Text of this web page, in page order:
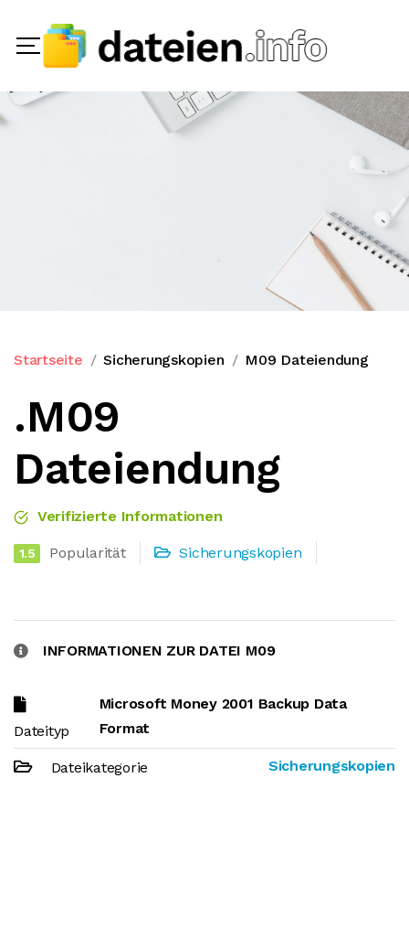
Startseite Sicherungskopien M09 Dateiendung
.M09
Dateiendung
Verifizierte Informationen
1.5 Popularität Sicherungskopien
INFORMATIONEN ZUR DATEI M09
Dateityp
Microsoft Money 2001 Backup Data
Format
Dateikategorie Sicherungskopien